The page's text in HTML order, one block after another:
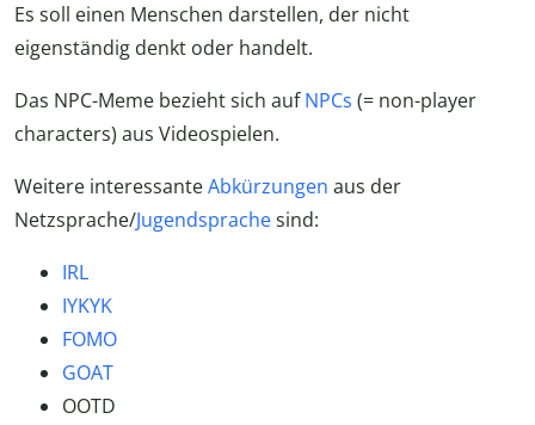
Es soll einen Menschen darstellen, der nicht
eigenständig denkt oder handelt.
Das NPC-Meme bezieht sich aufNPCs (= non-player
characters) aus Videospielen.
Weitere interessanteAbkürzungen aus der
Netzsprache/Jugendsprachesind:
IRL
IYKYK
FOMO
GOAT
OOTD